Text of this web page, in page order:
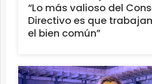
“Lo más valioso del
Directivo es que
el bien común”